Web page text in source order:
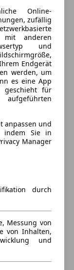
Online-
zufällig
mit anderen
und
Endgerät
werden, um
es eine App
geschieht für
anpassen und
indem Sie in
Manager
durch
Messung von
von Inhalten,
und